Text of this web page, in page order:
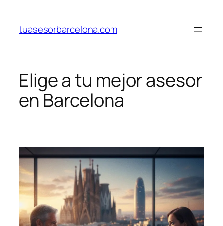
contenido
tuasesorbarcelona.com
Elige a tu mejor asesor
en Barcelona